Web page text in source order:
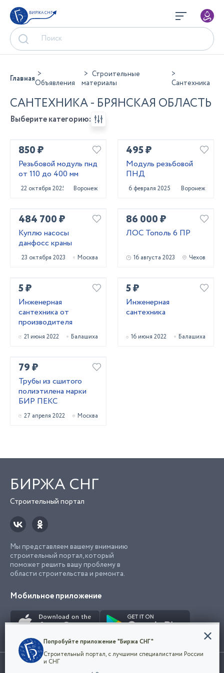
БИРЖА СНГ
ГлавнаяОбъявления
Строительные
материалы
Сантехника
САНТЕХНИКА - БРЯНСКАЯ ОБЛАСТЬ
Выберите категорию:
850 ₽
Резьбовой модуль пнд
от 110 до 400 мм
22 октября 2025 Воронеж
495 ₽
Модуль резьбовой
ПНД
6 февраля 2025 Воронеж
484 700 ₽
Куплю насосы
данфосс краны
23 октября 2023 Москва
86 000 ₽
ЛОС Тополь 6 ПР
16 августа 2023 Чехов
5 ₽
Инженерная
сантехника от
производителя
21 июня 2022 Балашиха
5 ₽
Инженерная
сантехника
16 июня 2022 Балашиха
79 ₽
Трубы из сшитого
полиэтилена марки
БИР ПЕКС
27 апреля 2022 Москва
БИРЖА СНГ
Строительный портал
Мы представляем вашему вниманию
строительный портал, который
поможет решить вашу проблему в
области строительства и ремонта.
Мобильное приложение
Использование сайта, в том числе подача объявлений, означает
Конфиденциальность
Мы используем файлы cookie, чтобы сделать
наш сайт удобным для каждого
Попробуйте приложение "Биржа СНГ"
Строительный портал, с лучшими специалистами России
и СНГ